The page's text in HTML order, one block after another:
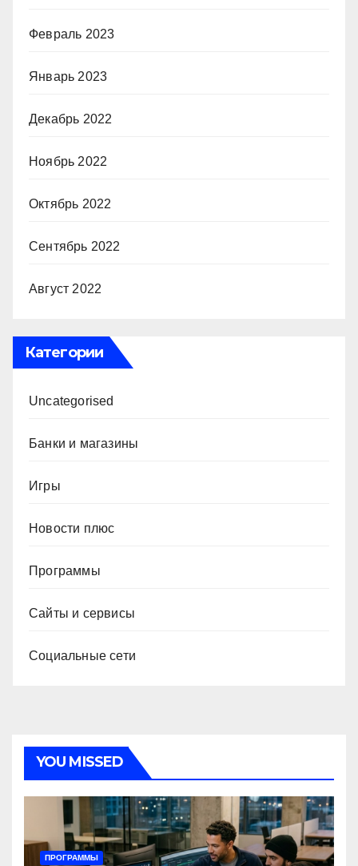
Февраль 2023
Январь 2023
Декабрь 2022
Ноябрь 2022
Октябрь 2022
Сентябрь 2022
Август 2022
Категории
Uncategorised
Банки и магазины
Игры
Новости плюс
Программы
Сайты и сервисы
Социальные сети
YOU MISSED
ПРОГРАММЫ